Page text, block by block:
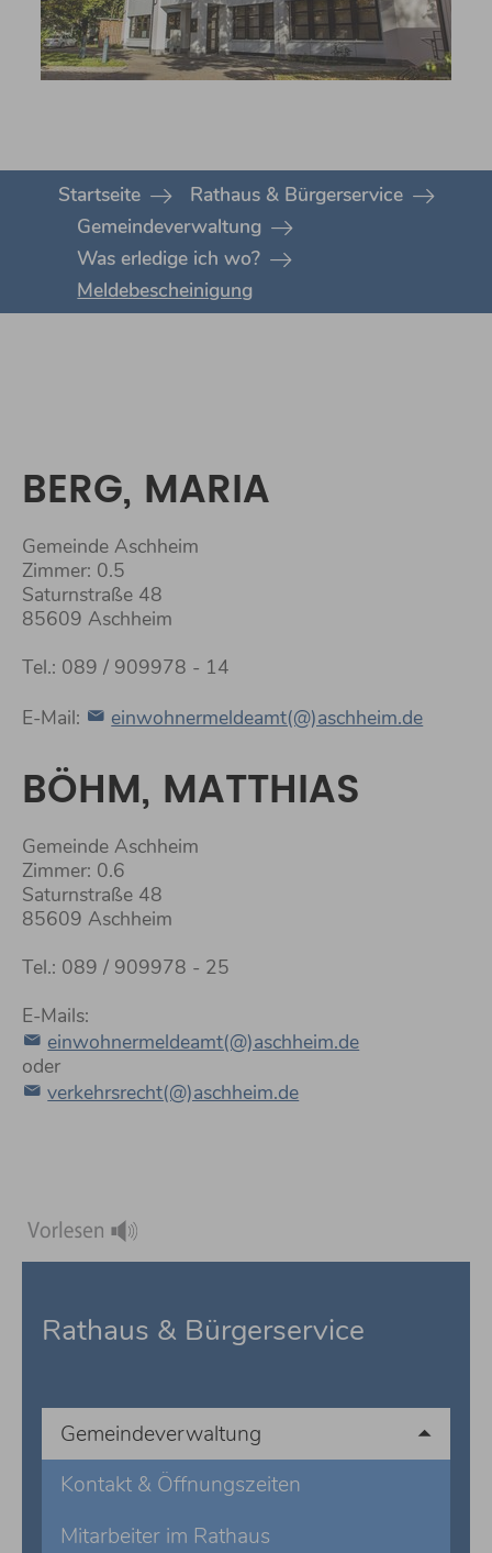
You are here:Startseite
Rathaus & Bürgerservice
Gemeindeverwaltung
Was erledige ich wo?
Meldebescheinigung
BERG, MARIA
Gemeinde Aschheim
Zimmer: 0.5
Saturnstraße 48
85609 Aschheim
Tel.: 089 / 909978 - 14
E-Mail:
einwohnermeldeamt(@)aschheim.de
BÖHM, MATTHIAS
Gemeinde Aschheim
Zimmer: 0.6
Saturnstraße 48
85609 Aschheim
Tel.: 089 / 909978 - 25
E-Mails:
einwohnermeldeamt(@)aschheim.de
oder
verkehrsrecht(@)aschheim.de
Rathaus & Bürgerservice
Gemeindeverwaltung
Kontakt & Öffnungszeiten
Mitarbeiter im Rathaus